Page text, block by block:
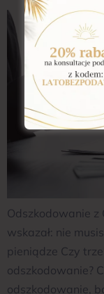
Odszkodowanie z
wskazał: nie
pieniądze Czy
odszkodowanie?
odszkodowanie,